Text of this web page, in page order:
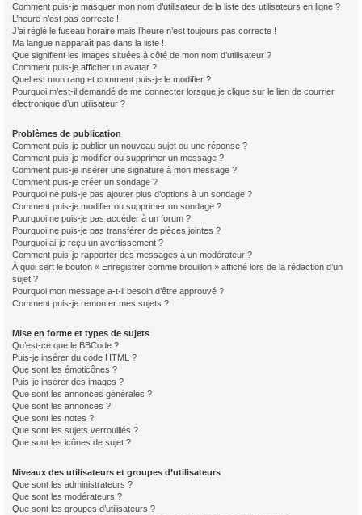
Comment puis-je masquer mon nom d’utilisateur de la liste des utilisateurs en ligne ?
L’heure n’est pas correcte !
J’ai réglé le fuseau horaire mais l’heure n’est toujours pas correcte !
Ma langue n’apparaît pas dans la liste !
Que signifient les images situées à côté de mon nom d’utilisateur ?
Comment puis-je afficher un avatar ?
Quel est mon rang et comment puis-je le modifier ?
Pourquoi m’est-il demandé de me connecter lorsque je clique sur le lien de courrier
électronique d’un utilisateur ?
Problèmes de publication
Comment puis-je publier un nouveau sujet ou une réponse ?
Comment puis-je modifier ou supprimer un message ?
Comment puis-je insérer une signature à mon message ?
Comment puis-je créer un sondage ?
Pourquoi ne puis-je pas ajouter plus d’options à un sondage ?
Comment puis-je modifier ou supprimer un sondage ?
Pourquoi ne puis-je pas accéder à un forum ?
Pourquoi ne puis-je pas transférer de pièces jointes ?
Pourquoi ai-je reçu un avertissement ?
Comment puis-je rapporter des messages à un modérateur ?
À quoi sert le bouton « Enregistrer comme brouillon » affiché lors de la rédaction d’un
sujet ?
Pourquoi mon message a-t-il besoin d’être approuvé ?
Comment puis-je remonter mes sujets ?
Mise en forme et types de sujets
Qu’est-ce que le BBCode ?
Puis-je insérer du code HTML ?
Que sont les émoticônes ?
Puis-je insérer des images ?
Que sont les annonces générales ?
Que sont les annonces ?
Que sont les notes ?
Que sont les sujets verrouillés ?
Que sont les icônes de sujet ?
Niveaux des utilisateurs et groupes d’utilisateurs
Que sont les administrateurs ?
Que sont les modérateurs ?
Que sont les groupes d’utilisateurs ?